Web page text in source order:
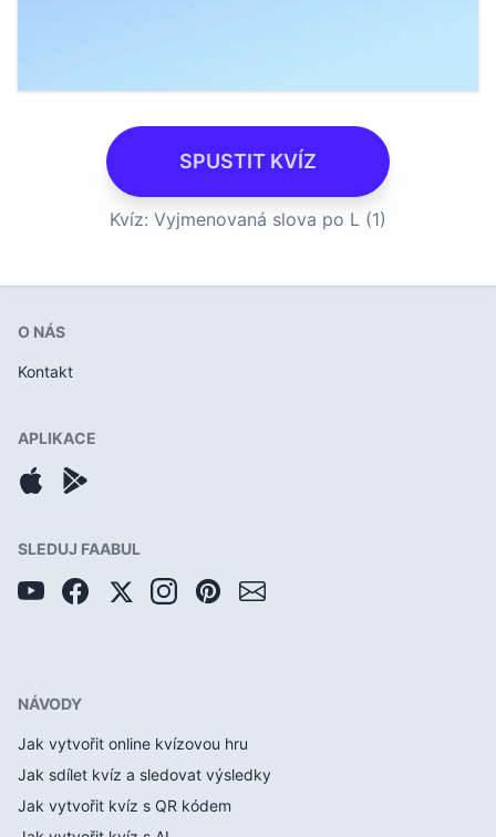
SPUSTIT KVÍZ
Kvíz: Vyjmenovaná slova po L (1)
O NÁS
Kontakt
APLIKACE
SLEDUJ FAABUL
NÁVODY
Jak vytvořit online kvízovou hru
Jak sdílet kvíz a sledovat výsledky
Jak vytvořit kvíz s QR kódem